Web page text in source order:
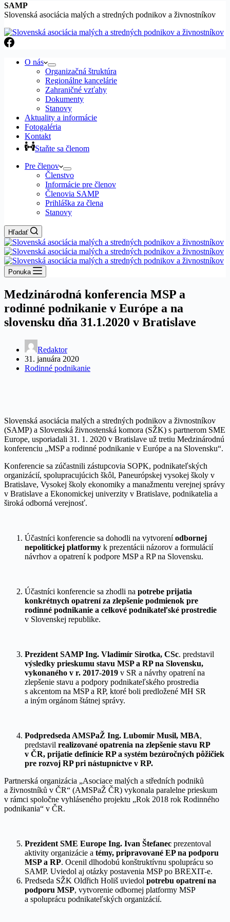
SAMP
Slovenská asociácia malých a stredných podnikov a živnostníkov
O nás
Organizačná štruktúra
Regionálne kancelárie
Zahraničné vzťahy
Dokumenty
Stanovy
Aktuality a informácie
Fotogaléria
Kontakt
Staňte sa členom
Pre členov
Členstvo
Informácie pre členov
Členovia SAMP
Prihláška za člena
Stanovy
Hľadať
Ponuka
Medzinárodná konferencia MSP a
rodinné podnikanie v Európe a na
slovensku dňa 31.1.2020 v Bratislave
Redaktor
31. januára 2020
Rodinné podnikanie
Slovenská asociácia malých a stredných podnikov a živnostníkov
(SAMP) a Slovenská živnostenská komora (SŽK) s partnerom SME
Europe, usporiadali 31. 1. 2020 v Bratislave už tretiu Medzinárodnú
konferenciu „MSP a rodinné podnikanie v Európe a na Slovensku“.
Konferencie sa zúčastnili zástupcovia SOPK, podnikateľských
organizácií, spolupracujúcich škôl, Paneurópskej vysokej školy v
Bratislave, Vysokej školy ekonomiky a manažmentu verejnej správy
v Bratislave a Ekonomickej univerzity v Bratislave, podnikatelia a
široká odborná verejnosť.
Účastníci konferencie sa dohodli na vytvoreníodbornej
nepolitickej platformy k prezentácii názorov a formulácií
návrhov a opatrení k podpore MSP a RP na Slovensku.
Účastníci konferencie sa zhodli na potrebe prijatia
konkrétnych opatrení za zlepšenie podmienok pre
rodinné podnikanie a celkové podnikateľské prostredie
v Slovenskej republike.
Prezident SAMP Ing. Vladimír Sirotka, CSc. predstavil
výsledky prieskumu stavu MSP a RP na Slovensku,
vykonaného v r. 2017-2019 v SR a návrhy opatrení na
zlepšenie stavu a podpory podnikateľského prostredia
s akcentom na MSP a RP, ktoré boli predložené MH SR
a iným orgánom štátnej správy.
Podpredseda AMSPaŽ Ing. Lubomír Musil, MBA,
predstavil realizované opatrenia na zlepšenie stavu RP
v ČR, prijatie definície RP a systém bezúročných pôžičiek
pre rozvoj RP pri nástupníctve v RP.
Partnerská organizácia „Asociace malých a středních podniků
a živnostníků v ČR“ (AMSPaŽ ČR) vykonala paralelne prieskum
v rámci spoločne vyhláseného projektu „Rok 2018 rok Rodinného
podnikania“ v ČR.
Prezident SME Europe Ing. Ivan Štefanec prezentoval
aktivity organizácie a témy, pripravované EP na podporu
MSP a RP. Ocenil dlhodobú konštruktívnu spoluprácu so
SAMP. Uviedol aj otázky postavenia MSP po BREXIT-e.
Predseda SŽK Oldřich Holiš uviedol potrebu opatrení na
podporu MSP, vytvorenie odbornej platformy MSP
a spoluprácu podnikateľských organizácií.